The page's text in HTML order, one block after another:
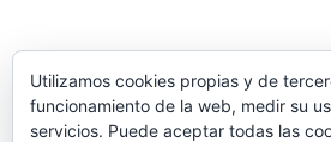
Utilizamos cookies propias y de
funcionamiento de la web, medir su
servicios. Puede aceptar todas las